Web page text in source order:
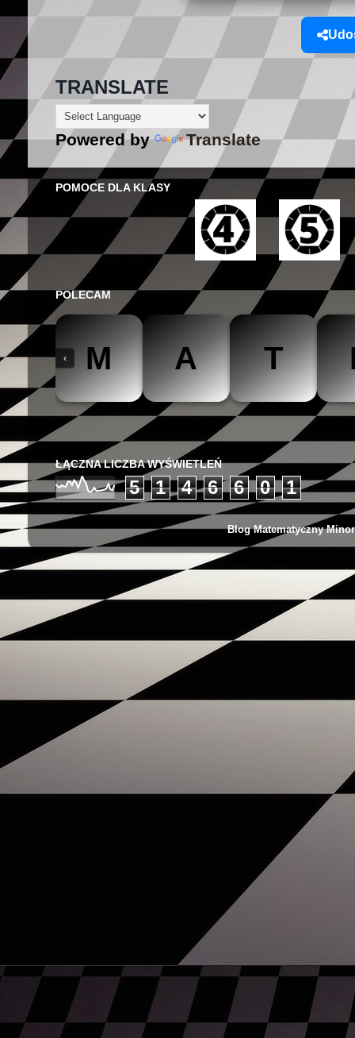
TRANSLATE
Powered by Translate
POMOCE DLA KLASY
POLECAM
‹ M A T
ŁĄCZNA LICZBA WYŚWIETLEŃ
5 1 4 6 6 0 1
Blog Matematyczny